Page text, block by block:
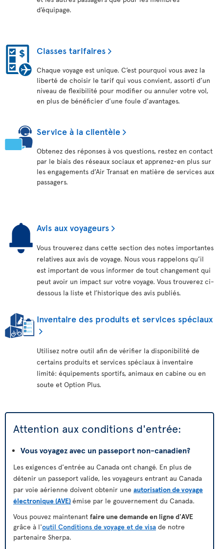
d’équipage.
Classes tarifaires
Chaque voyage est unique. C’est pourquoi vous avez la
liberté de choisir le tarif qui vous convient, assorti d’un
niveau de flexibilité pour modifier ou annuler votre vol,
en plus de bénéficier d’une foule d’avantages.
Service à la clientèle
Obtenez des réponses à vos questions, restez en contact
par le biais des réseaux sociaux et apprenez-en plus sur
les engagements d’Air Transat en matière de services aux
passagers.
Avis aux voyageurs
Vous trouverez dans cette section des notes importantes
relatives aux avis de voyage. Nous vous rappelons qu’il
est important de vous informer de tout changement qui
peut avoir un impact sur votre voyage. Vous trouverez ci-
dessous la liste et l’historique des avis publiés.
Inventaire des produits et services spéciaux
Utilisez notre outil afin de vérifier la disponibilité de
certains produits et services spéciaux à inventaire
limité: équipements sportifs, animaux en cabine ou en
soute et Option Plus.
Attention aux conditions d'entrée:
Vous voyagez avec un passeport non-canadien?
Les exigences d'entrée au Canada ont changé. En plus de
détenir un passeport valide, les voyageurs entrant au Canada
par voie aérienne doivent obtenir une autorisation de voyage
électronique (AVE)émise par le gouvernement du Canada.
Vous pouvez maintenant faire une demande en ligne d'AVE
grâce à l'outil Conditions de voyage et de visa
partenaire Sherpa.